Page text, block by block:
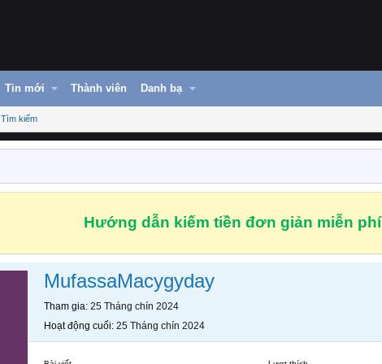
Tin mới Thành viên Danh bạ
Tìm kiếm
Hướng dẫn kiếm tiền đơn giản miễn phí
MufassaMacygyday
Tham gia 25 Tháng chín 2024
Hoạt động cuối 25 Tháng chín 2024